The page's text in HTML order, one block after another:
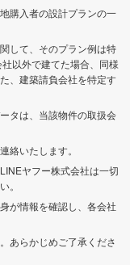
購入者の設計プランの一
して、そのプラン例は特
以外で建てた場合、同様
、建築請負会社を特定す
タは、当該物件の取扱会
絡いたします。
ヤフー株式会社は一切
。
が情報を確認し、各会社
あらかじめご了承くださ